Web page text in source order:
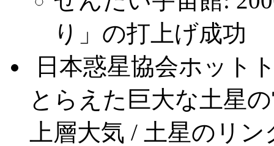
り」の打上げ成功
日本惑星協会ホット
とらえた巨大な土星
上層大気 / 土星のリ